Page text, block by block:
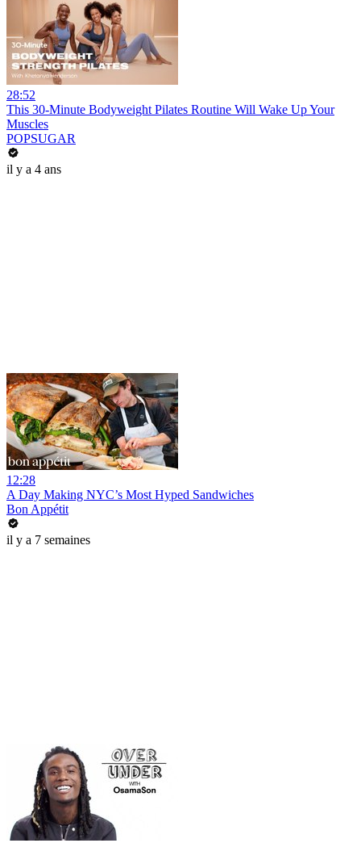
28:52
This 30-Minute Bodyweight Pilates Routine Will Wake Up Your
Muscles
POPSUGAR
il y a 4 ans
12:28
A Day Making NYC’s Most Hyped Sandwiches
Bon Appétit
il y a 7 semaines